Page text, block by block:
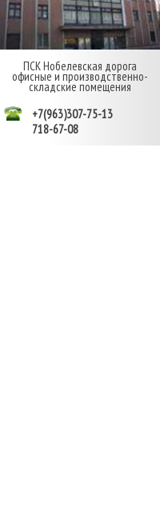
ПСК Нобелевская дорога
офисные и производственно-
складские помещения
+7(963)307-75-13
718-67-08